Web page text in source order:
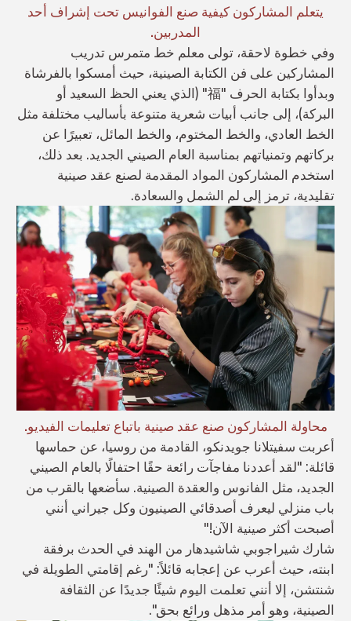
يتعلم المشاركون كيفية صنع الفوانيس تحت إشراف أحد
المدربين.
وفي خطوة لاحقة، تولى معلم خط متمرس تدريب
المشاركين على فن الكتابة الصينية، حيث أمسكوا بالفرشاة
وبدأوا بكتابة الحرف "福" (الذي يعني الحظ السعيد أو
البركة)، إلى جانب أبيات شعرية متنوعة بأساليب مختلفة مثل
الخط العادي، والخط المختوم، والخط المائل، تعبيرًا عن
بركاتهم وتمنياتهم بمناسبة العام الصيني الجديد. بعد ذلك،
استخدم المشاركون المواد المقدمة لصنع عقد صينية
تقليدية، ترمز إلى لم الشمل والسعادة.
محاولة المشاركون صنع عقد صينية باتباع تعليمات الفيديو.
أعربت سفيتلانا جويدنكو، القادمة من روسيا، عن حماسها
قائلة: "لقد أعددنا مفاجآت رائعة حقًا احتفالًا بالعام الصيني
الجديد، مثل الفانوس والعقدة الصينية. سأضعها بالقرب من
باب منزلي ليعرف أصدقائي الصينيون وكل جيراني أنني
أصبحت أكثر صينية الآن!"
شارك شيراجوبي شاشيدهار من الهند في الحدث برفقة
ابنته، حيث أعرب عن إعجابه قائلاً: "رغم إقامتي الطويلة في
شنتشن، إلا أنني تعلمت اليوم شيئًا جديدًا عن الثقافة
الصينية، وهو أمر مذهل ورائع بحق".